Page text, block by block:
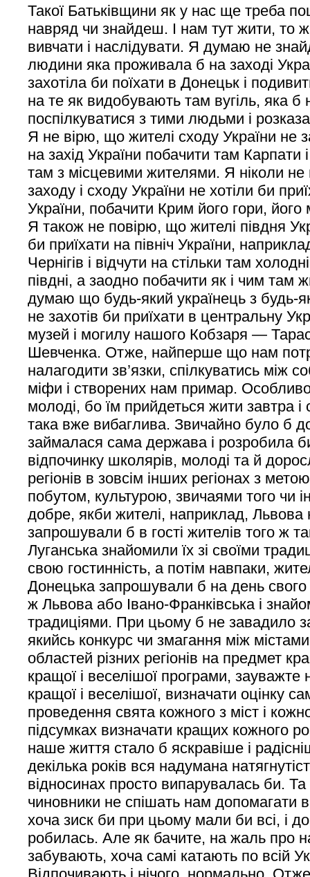
Такої Батьківщини як у нас ще треба
навряд чи знайдеш. І нам тут жити, то ж
вивчати і наслідувати. Я думаю не
людини яка проживала б на заході
захотіла би поїхати в Донецьк і
на те як видобувають там вугіль, яка б
поспілкуватися з тими людьми і
Я не вірю, що жителі сходу України не
на захід України побачити там Карпати
там з місцевими жителями. Я ніколи
заходу і сходу України не хотіли би
України, побачити Крим його гори,
Я також не повірю, що жителі півдня
би приїхати на північ України,
Чернігів і відчути на стільки там
півдні, а заодно побачити як і чим там
думаю що будь-який українець з будь-
не захотів би приїхати в центральну
музей і могилу нашого Кобзаря —
Шевченка. Отже, найперше що нам
налагодити зв’язки, спілкуватись між
міфи і створених нам примар.
молоді, бо їм прийдеться жити завтра
така вже вибаглива. Звичайно було б
займалася сама держава і розробила
відпочинку школярів, молоді та й
регіонів в зовсім інших регіонах з
побутом, культурою, звичаями того чи
добре, якби жителі, наприклад, Львова
запрошували б в гості жителів того ж
Луганська знайомили їх зі своїми
свою гостинність, а потім навпаки,
Донецька запрошували б на день свого
ж Львова або Івано-Франківська і
традиціями. При цьому б не завадило
якийсь конкурс чи змагання між
областей різних регіонів на предмет
кращої і веселішої програми, зауважте
кращої і веселішої, визначати оцінку
проведення свята кожного з міст і
підсумках визначати кращих кожного
наше життя стало б яскравіше і
декілька років вся надумана
відносинах просто випарувалась би.
чиновники не спішать нам допомагати
хоча зиск би при цьому мали би всі, і
робилась. Але як бачите, на жаль про
забувають, хоча самі катають по всій